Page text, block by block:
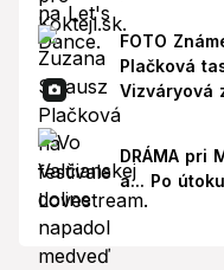
FOTO
Plačková
Vizváryová
DRÁMA pri
a... Po